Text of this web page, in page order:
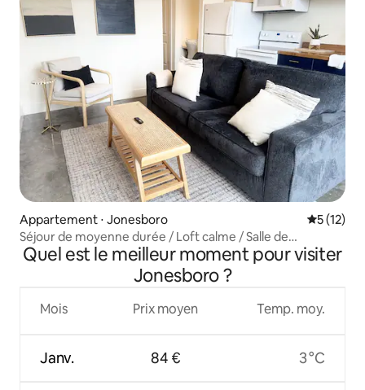
Appartement ⋅ Jonesboro
5 (12)
Séjour de moyenne durée / Loft calme / Salle de
sport / Parking sécurisé
Quel est le meilleur moment pour visiter
Jonesboro ?
Mois
Janv.
Prix moyen
84 €
Temp. moy.
3 °C